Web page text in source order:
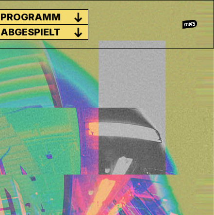
PROGRAMM
ABGESPIELT